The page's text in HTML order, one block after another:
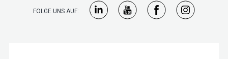
FOLGE UNS AUF: